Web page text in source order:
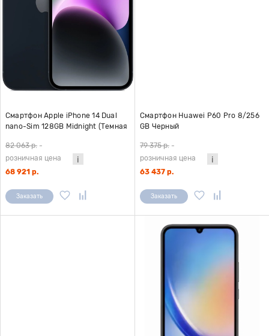
Смартфон Apple iPhone 14 Dual
nano-Sim 128GB Midnight (Темная
82 063 р. -
розничная цена
68 921 р.
Заказать
Смартфон Huawei P60 Pro 8/256
GB Черный
79 375 р. -
розничная цена
63 437 р.
Заказать